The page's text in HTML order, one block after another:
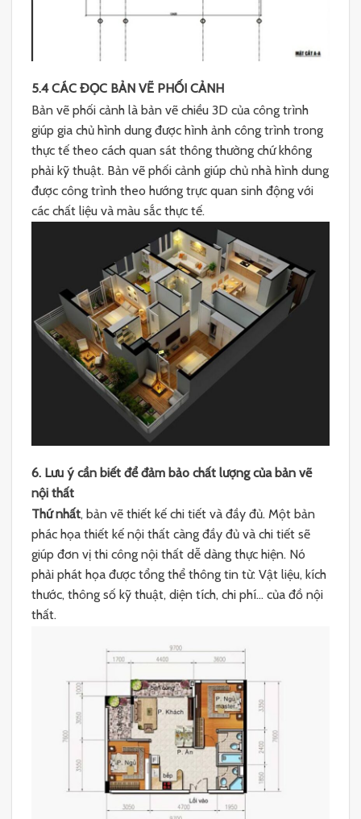
5.4 CÁC ĐỌC BẢN VẼ PHỐI CẢNH
Bản vẽ phối cảnh là bản vẽ chiều 3D của công trình
giúp gia chủ hình dung được hình ảnh công trình trong
thực tế theo cách quan sát thông thường chứ không
phải kỹ thuật. Bản vẽ phối cảnh giúp chủ nhà hình dung
được công trình theo hướng trực quan sinh động với
các chất liệu và màu sắc thực tế.
6. Lưu ý cần biết để đảm bảo chất lượng của bản vẽ
nội thất
Thứ nhất, bản vẽ thiết kế chi tiết và đầy đủ. Một bản
phác họa thiết kế nội thất càng đầy đủ và chi tiết sẽ
giúp đơn vị thi công nội thất dễ dàng thực hiện. Nó
phải phát họa được tổng thể thông tin từ: Vật liệu, kích
thước, thông số kỹ thuật, diện tích, chi phí… của đồ nội
thất.